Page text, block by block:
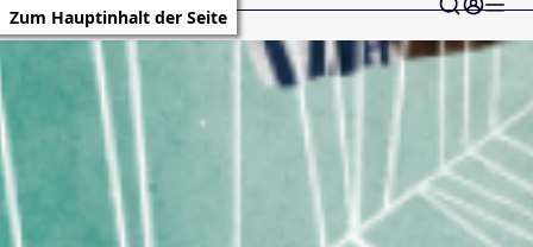
Zum Hauptinhalt der Seite